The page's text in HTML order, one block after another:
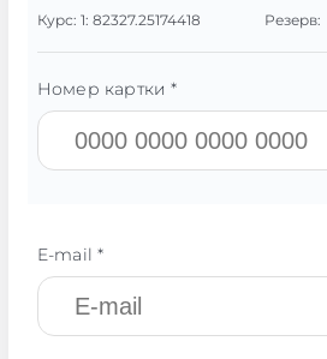
Курс: 1: 82327.25174418 Резерв:
Номер картки *
E-mail *